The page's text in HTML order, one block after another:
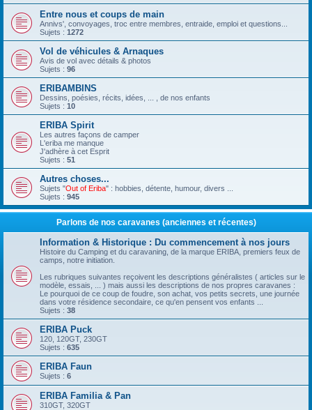
Entre nous et coups de main
Annivs', convoyages, troc entre membres, entraide, emploi et questions...
Sujets : 1272
Vol de véhicules & Arnaques
Avis de vol avec détails & photos
Sujets : 96
ERIBAMBINS
Dessins, poésies, récits, idées, ... , de nos enfants
Sujets : 10
ERIBA Spirit
Les autres façons de camper
L'eriba me manque
J'adhère à cet Esprit
Sujets : 51
Autres choses...
Sujets "Out of Eriba" : hobbies, détente, humour, divers ...
Sujets : 945
Parlons de nos caravanes (anciennes et récentes)
Information & Historique : Du commencement à nos jours
Histoire du Camping et du caravaning, de la marque ERIBA, premiers feux de
camps, notre initiation.
Les rubriques suivantes reçoivent les descriptions généralistes ( articles sur le
modèle, essais, ... ) mais aussi les descriptions de nos propres caravanes :
Le pourquoi de ce coup de foudre, son achat, vos petits secrets, une journée
dans votre résidence secondaire, ce qu'en pensent vos enfants ...
Sujets : 38
ERIBA Puck
120, 120GT, 230GT
Sujets : 635
ERIBA Faun
Sujets : 6
ERIBA Familia & Pan
310GT, 320GT